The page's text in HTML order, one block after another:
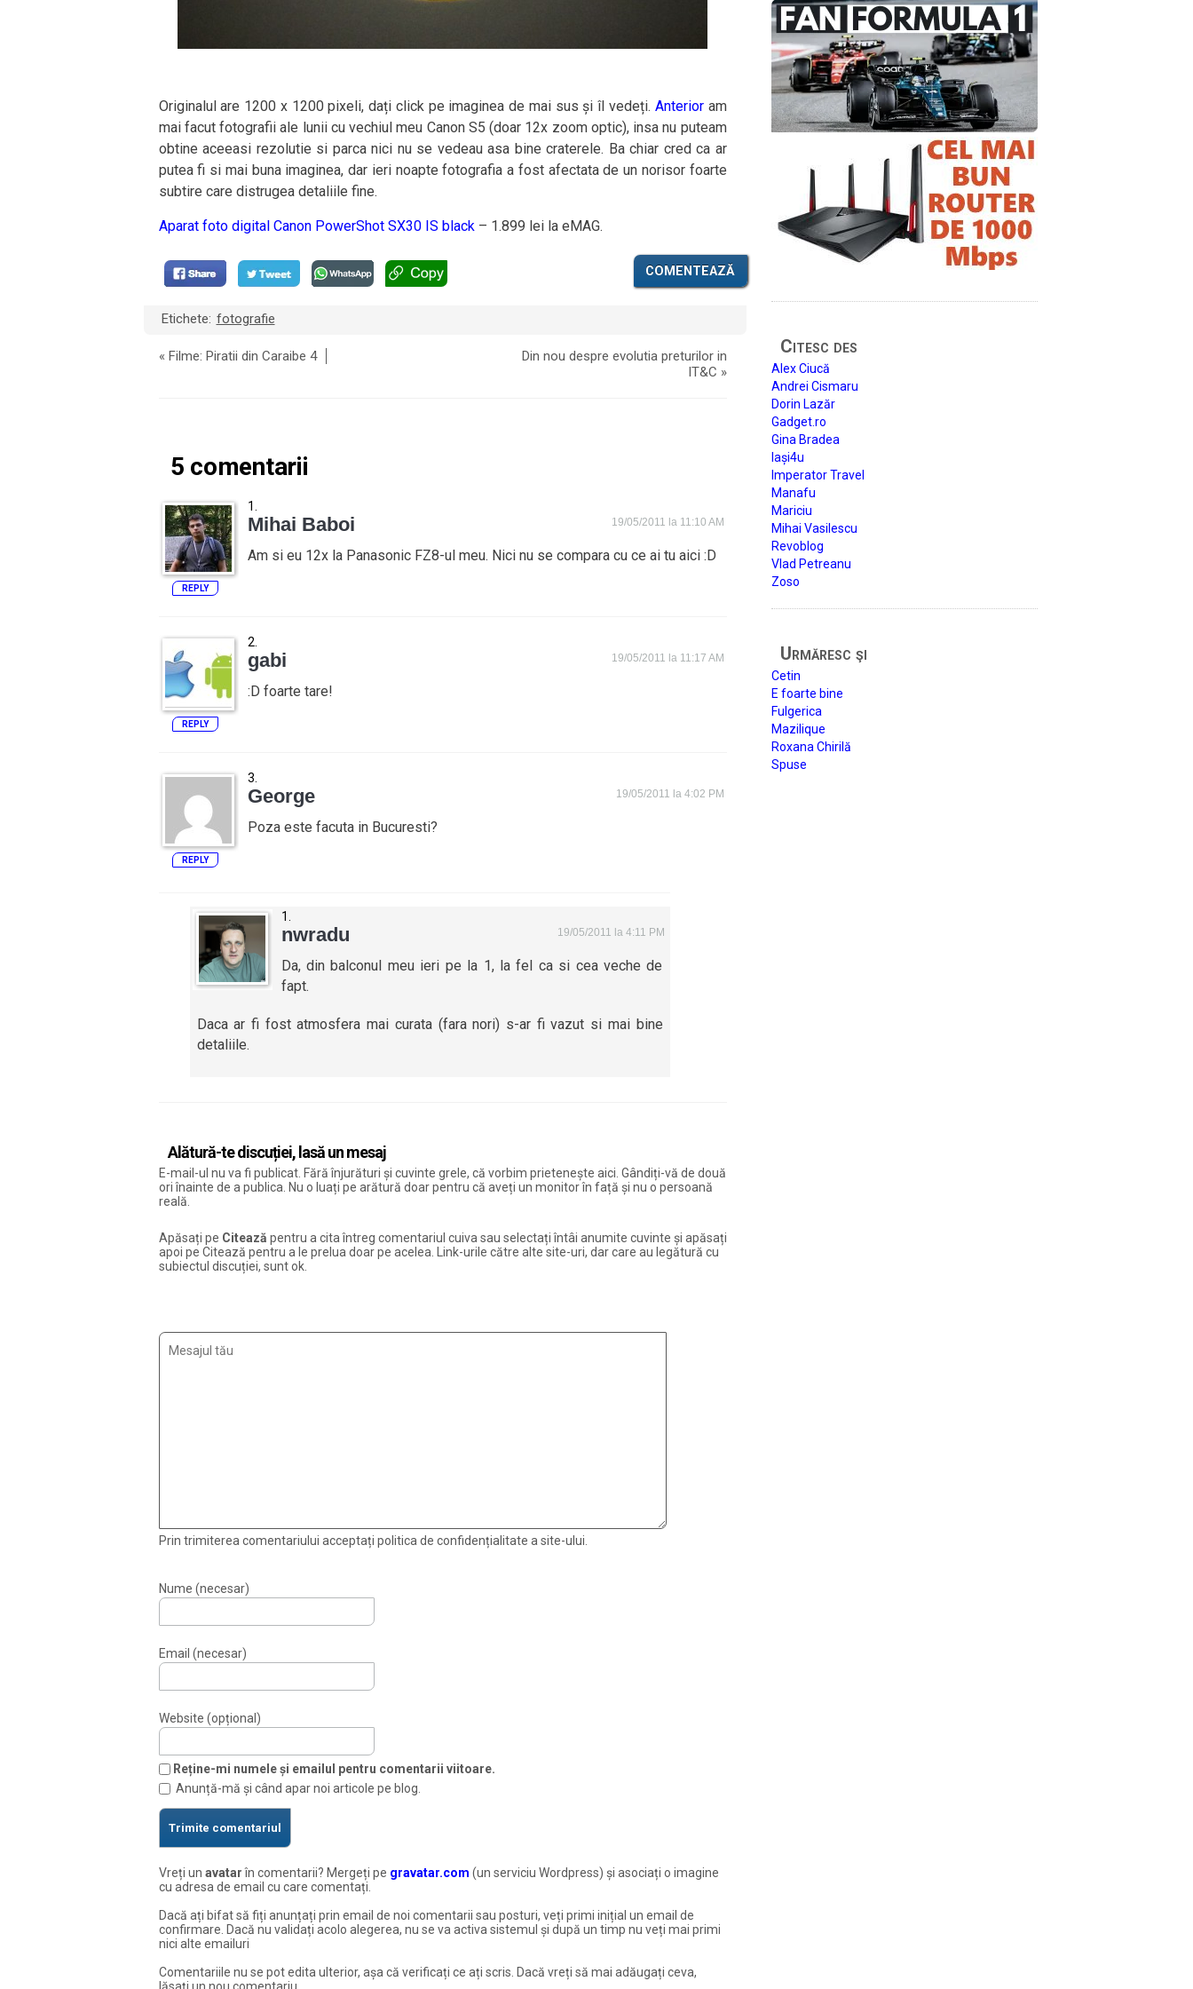
Originalul are 1200 x 1200 pixeli, dați click pe imaginea de mai sus și îl vedeți. Anterioram
mai facut fotografii ale lunii cu vechiul meu Canon S5 (doar 12x zoom optic), insa nu puteam
obtine aceeasi rezolutie si parca nici nu se vedeau asa bine craterele. Ba chiar cred ca ar
putea fi si mai buna imaginea, dar ieri noapte fotografia a fost afectata de un norisor foarte
subtire care distrugea detaliile fine.
Aparat foto digital Canon PowerShot SX30 IS black– 1.899 lei la eMAG.
COMENTEAZĂ
Etichete: fotografie
« Filme: Piratii din Caraibe 4
Din nou despre evolutia preturilor in
IT&C »
5 comentarii
Mihai Baboi 19/05/2011 la 11:10 AM
Am si eu 12x la Panasonic FZ8-ul meu. Nici nu se compara cu ce ai tu aici :D
REPLY
gabi 19/05/2011 la 11:17 AM
:D foarte tare!
REPLY
George 19/05/2011 la 4:02 PM
Poza este facuta in Bucuresti?
REPLY
nwradu 19/05/2011 la 4:11 PM
Da, din balconul meu ieri pe la 1, la fel ca si cea veche de
fapt.
Daca ar fi fost atmosfera mai curata (fara nori) s-ar fi vazut si mai bine
detaliile.
Alătură-te discuției, lasă un mesaj
E-mail-ul nu va fi publicat. Fără înjurături și cuvinte grele, că vorbim prietenește aici. Gândiți-vă de două
ori înainte de a publica. Nu o luați pe arătură doar pentru că aveți un monitor în față și nu o persoană
reală.
Apăsați pe Citează pentru a cita întreg comentariul cuiva sau selectați întâi anumite cuvinte și apăsați
apoi pe Citează pentru a le prelua doar pe acelea. Link-urile către alte site-uri, dar care au legătură cu
subiectul discuției, sunt ok.
Prin trimiterea comentariului acceptați politica de confidențialitate a site-ului.
Nume (necesar)
Email (necesar)
Website (opțional)
Reține-mi numele și emailul pentru comentarii viitoare.
Anunță-mă și când apar noi articole pe blog.
Vreți un avatarîn comentarii? Mergeți pe gravatar.com (un serviciu Wordpress) și asociați o imagine
cu adresa de email cu care comentați.
Dacă ați bifat să fiți anunțați prin email de noi comentarii sau posturi, veți primi inițial un email de
confirmare. Dacă nu validați acolo alegerea, nu se va activa sistemul și după un timp nu veți mai primi
nici alte emailuri
Comentariile nu se pot edita ulterior, așa că verificați ce ați scris. Dacă vreți să mai adăugați ceva,
lăsați un nou comentariu.
Citesc des
Alex Ciucă
Andrei Cismaru
Dorin Lazăr
Gadget.ro
Gina Bradea
Iași4u
Imperator Travel
Manafu
Mariciu
Mihai Vasilescu
Revoblog
Vlad Petreanu
Zoso
Urmăresc şi
Cetin
E foarte bine
Fulgerica
Mazilique
Roxana Chirilă
Spuse